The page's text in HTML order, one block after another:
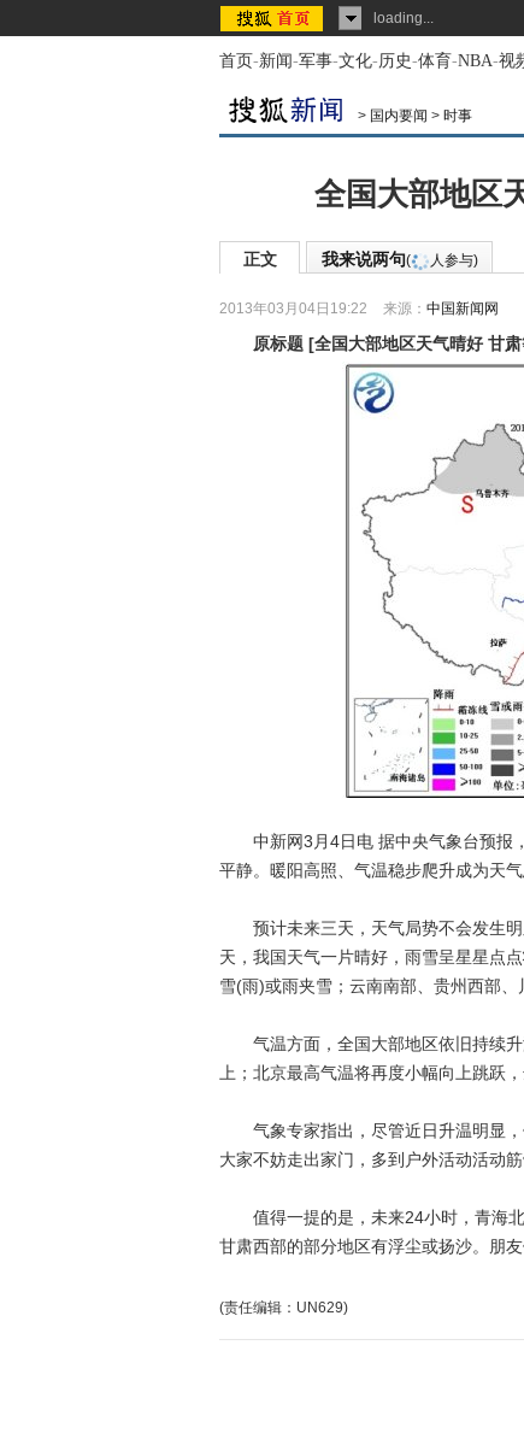
loading...
首页-新闻-军事-文化-历史-体育-NBA-视
> 国内要闻 > 时事
全国大部地区
正文 我来说两句( 人参与)
2013年03月04日19:22 来源： 中国新闻网
原标题 [全国大部地区天气晴好 甘
中新网3月4日电 据中央气象台预报
平静。暖阳高照、气温稳步爬升成为天气
预计未来三天，天气局势不会发生明
天，我国天气一片晴好，雨雪呈星星点
雪(雨)或雨夹雪；云南南部、贵州西部
气温方面，全国大部地区依旧持续升
上；北京最高气温将再度小幅向上跳跃
气象专家指出，尽管近日升温明显，
大家不妨走出家门，多到户外活动活动
值得一提的是，未来24小时，青海北
甘肃西部的部分地区有浮尘或扬沙。朋
(责任编辑：UN629)